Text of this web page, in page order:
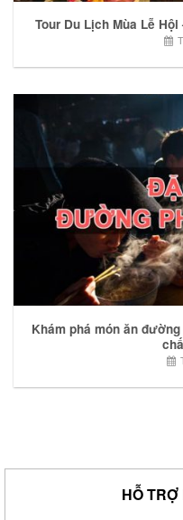
Tour Du Lịch Mùa Lễ
Khám phá món ăn
HỖ